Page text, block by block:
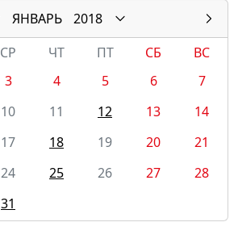
ЯНВАРЬ
2018
СР ЧТ ПТ СБ
ВС
3 4 5 6
7
10 11 12 13
14
17 18 19 20
21
24 25 26 27
28
31